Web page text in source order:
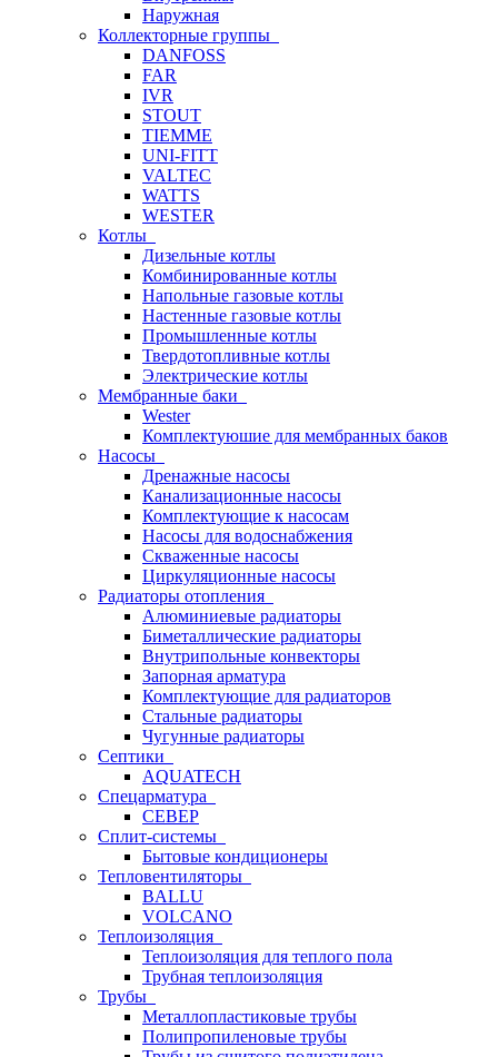
Наружная
Коллекторные группы
DANFOSS
FAR
IVR
STOUT
TIEMME
UNI-FITT
VALTEC
WATTS
WESTER
Котлы
Дизельные котлы
Комбинированные котлы
Напольные газовые котлы
Настенные газовые котлы
Промышленные котлы
Твердотопливные котлы
Электрические котлы
Мембранные баки
Wester
Комплектуюшие для мембранных баков
Насосы
Дренажные насосы
Канализационные насосы
Комплектующие к насосам
Насосы для водоснабжения
Скваженные насосы
Циркуляционные насосы
Радиаторы отопления
Алюминиевые радиаторы
Биметаллические радиаторы
Внутрипольные конвекторы
Запорная арматура
Комплектующие для радиаторов
Стальные радиаторы
Чугунные радиаторы
Септики
AQUATECH
Спецарматура
СЕВЕР
Сплит-системы
Бытовые кондиционеры
Тепловентиляторы
BALLU
VOLCANO
Теплоизоляция
Теплоизоляция для теплого пола
Трубная теплоизоляция
Трубы
Металлопластиковые трубы
Полипропиленовые трубы